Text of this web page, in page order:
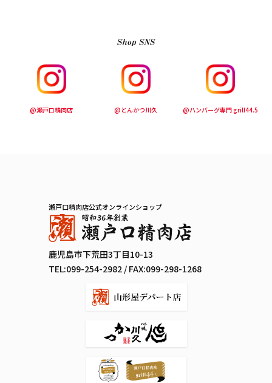
@瀬戸口精肉店 @とんかつ川久 @ハンバーグ専門 grill44.5
瀬戸口精肉店公式オンラインショップ
鹿児島市下荒田3丁目10-13
TEL:099-254-2982 / FAX:099-298-1268